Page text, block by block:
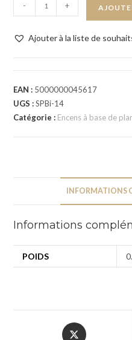
- +
Ajouter à la liste de
EAN : 5000000045617
UGS :SPBi-14
Catégorie : Encens à base de
INFORMATIONS
Informations
POIDS